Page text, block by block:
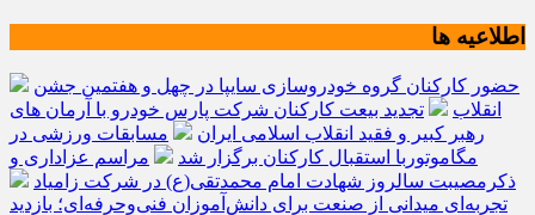
اطلاعیه ها
حضور کارکنان گروه خودروسازی سایپا در چهل و هفتمین جشن
انقلاب
تجدید بیعت کارکنان شرکت پارس خودرو با آرمان های
رهبر کبیر و فقید انقلاب اسلامی ایران
مسابقات ورزشی در
مگاموتوربا استقبال کارکنان برگزار شد
مراسم عزاداری و
ذکرمصیبت سالروز شهادت امام محمدتقی(ع) در شرکت زامیاد
تجربه‌ای میدانی از صنعت برای دانش‌آموزان فنی‌وحرفه‌ای؛ بازدید